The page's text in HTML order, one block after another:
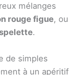
mélanges
rouge figue, ou
.
de simples
à un apéritif